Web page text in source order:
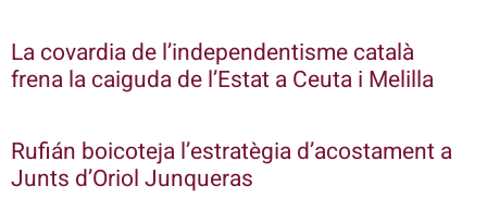
La covardia de l’independentisme català
frena la caiguda de l’Estat a Ceuta i Melilla
Rufián boicoteja l’estratègia d’acostament a
Junts d’Oriol Junqueras